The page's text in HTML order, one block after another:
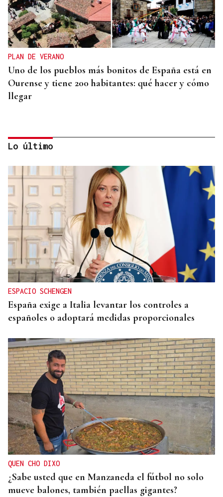
PLAN DE VERANO
Uno de los pueblos más bonitos de España está en
Ourense y tiene 200 habitantes: qué hacer y cómo
llegar
CREACIÓN DE VIVIENDA
2.000 casas vacías en Celanova y solo tres en
alquiler
Lo último
ESPACIO SCHENGEN
España exige a Italia levantar los controles a
españoles o adoptará medidas proporcionales
QUEN CHO DIXO
¿Sabe usted que en Manzaneda el fútbol no solo
mueve balones, también paellas gigantes?